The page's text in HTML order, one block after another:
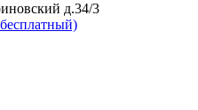
д.34/3